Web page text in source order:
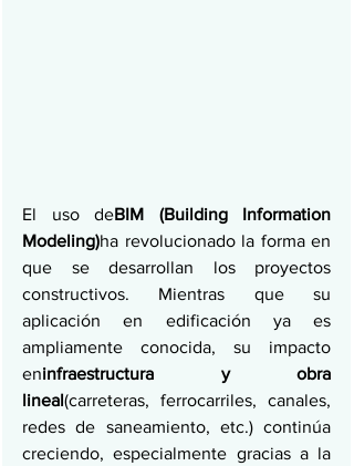
El uso deBIM (Building Information
Modeling)ha revolucionado la forma en
que se desarrollan los proyectos
constructivos. Mientras que su
aplicación en edificación ya es
ampliamente conocida, su impacto
eninfraestructura y obra
lineal(carreteras, ferrocarriles, canales,
redes de saneamiento, etc.) continúa
creciendo, especialmente gracias a la